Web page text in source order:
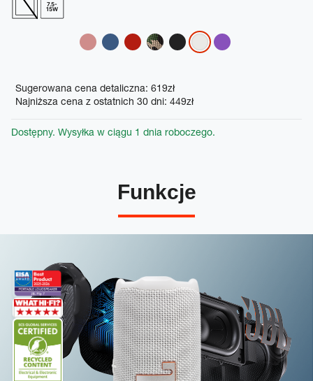
Promotions
Sugerowana cena detaliczna: 619zł
Najniższa cena z ostatnich 30 dni: 449zł
Dostępny. Wysyłka w ciągu 1 dnia roboczego.
7.5-
15W
Funkcje